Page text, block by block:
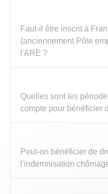
Faut-il être inscrit à
(anciennement Pôle
l'ARE ?
Quelles sont les
compte pour bénéficier
Peut-on bénéficier de
l'indemnisation